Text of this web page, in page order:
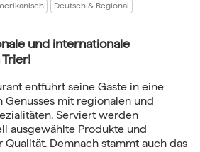
Deutsch & Regional
und internationale
entführt seine Gäste in eine
mit regionalen und
Serviert werden
ausgewählte Produkte und
Qualität. Demnach stammt auch das